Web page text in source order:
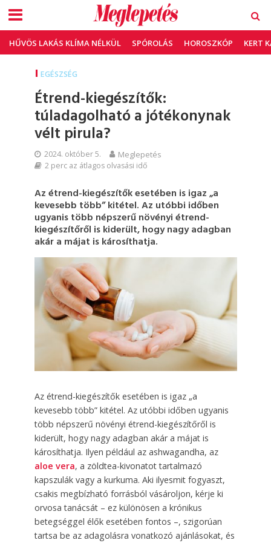
HŰVÖS LAKÁS KLÍMA NÉLKÜL SPÓROLÁS HOROSZKÓP KERT
EGÉSZSÉG
Étrend-kiegészítők:
túladagolható a jótékonynak
vélt pirula?
2024. október 5. Meglepetés
2 perc az átlagos olvasási idő
Az étrend-kiegészítők esetében is igaz „a
kevesebb több” kitétel. Az utóbbi időben
ugyanis több népszerű növényi étrend-
kiegészítőről is kiderült, hogy nagy adagban
akár a májat is károsíthatja.
Az étrend-kiegészítők esetében is igaz „a
kevesebb több” kitétel. Az utóbbi időben ugyanis
több népszerű növényi étrend-kiegészítőről is
kiderült, hogy nagy adagban akár a májat is
károsíthatja. Ilyen például az ashwagandha, az
aloe vera, a zöldtea-kivonatot tartalmazó
kapszulák vagy a kurkuma. Aki ilyesmit fogyaszt,
csakis megbízható forrásból vásároljon, kérje ki
orvosa tanácsát – ez különösen a krónikus
betegséggel élők esetében fontos –, szigorúan
tartsa be az adagolásra vonatkozó ajánlásokat, és